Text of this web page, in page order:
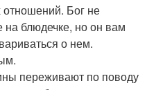
отношений. Бог не
на блюдечке, но он вам
о нем.
переживают по поводу